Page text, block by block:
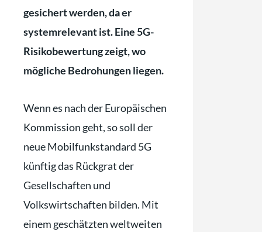
gesichert werden, da er
systemrelevant ist. Eine 5G-
Risikobewertung zeigt, wo
mögliche Bedrohungen liegen.
Wenn es nach der Europäischen
Kommission geht, so soll der
neue Mobilfunkstandard 5G
künftig das Rückgrat der
Gesellschaften und
Volkswirtschaften bilden. Mit
einem geschätzten weltweiten